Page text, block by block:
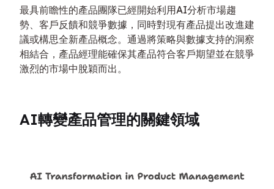
最具前瞻性的產品團隊已經開始利用AI分析市場趨
勢、客戶反饋和競爭數據，同時對現有產品提出改進建
議或構思全新產品概念。通過將策略與數據支持的洞察
相結合，產品經理能確保其產品符合客戶期望並在競爭
激烈的市場中脫穎而出。
AI轉變產品管理的關鍵領域